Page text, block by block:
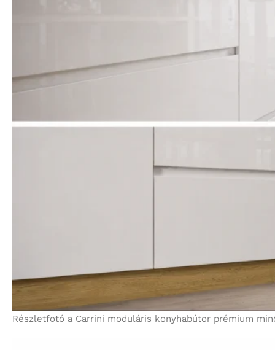
Részletfotó a Carrini moduláris konyhabútor prémium